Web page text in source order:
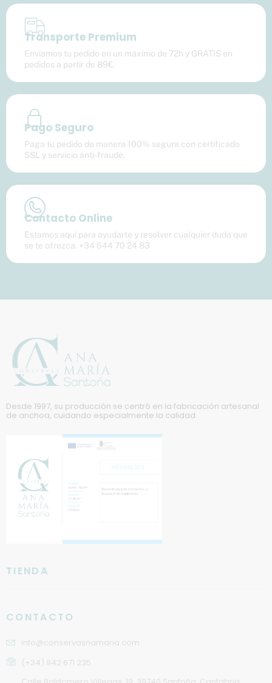
Transporte Premium
Enviamos tu pedido en un máximo de 72h y GRATIS en
pedidos a partir de 89€.
Pago Seguro
Paga tu pedido de manera 100% segura con certificado
SSL y servicio anti-fraude.
Contacto Online
Estamos aquí para ayudarte y resolver cualquier duda que
se te ofrezca. +34 644 70 24 83
Desde 1997, su producción se centró en la fabricación artesanal
de anchoa, cuidando especialmente la calidad.
TIENDA
CONTACTO
info@conservasnamaria.com
(+34) 942 671 235